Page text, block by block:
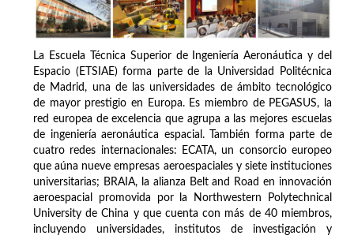
La Escuela Técnica Superior de Ingeniería Aeronáutica y del
Espacio (ETSIAE) forma parte de la Universidad Politécnica
de Madrid, una de las universidades de ámbito tecnológico
de mayor prestigio en Europa. Es miembro de PEGASUS, la
red europea de excelencia que agrupa a las mejores escuelas
de ingeniería aeronáutica espacial. También forma parte de
cuatro redes internacionales: ECATA, un consorcio europeo
que aúna nueve empresas aeroespaciales y siete instituciones
universitarias; BRAIA, la alianza Belt and Road en innovación
aeroespacial promovida por la Northwestern Polytechnical
University de China y que cuenta con más de 40 miembros,
incluyendo universidades, institutos de investigación y